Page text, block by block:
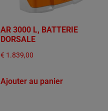
AR 3000 L, BATTERIE
DORSALE
€ 1.839,00
Ajouter au panier